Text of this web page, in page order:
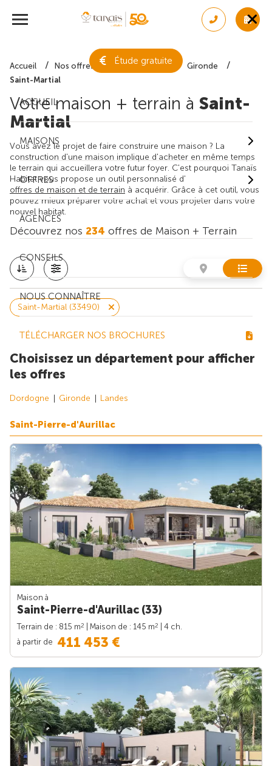
Étude gratuite
ACCUEIL
MAISONS
OFFRES
AGENCES
CONSEILS
NOUS CONNAÎTRE
TÉLÉCHARGER NOS BROCHURES
Accueil Nos offres de maison + terrain
Gironde
Saint-Martial
Votre maison + terrain à Saint-
Martial
Vous avez le projet de faire construire une maison ? La
construction d'une maison implique d'acheter en même temps
le terrain qui accueillera votre futur foyer. C'est pourquoi Tanaïs
Habitat vous propose un outil personnalisé d'
offres de maison et de terrain à acquérir. Grâce à cet outil, vous
pouvez mieux préparer votre achat et vous projeter dans votre
nouvel habitat.
Découvrez nos 234 offres de Maison + Terrain
Saint-Martial (33490)
Choisissez un département pour afficher
les offres
Dordogne Gironde Landes
Saint-Pierre-d'Aurillac
Maison à
Saint-Pierre-d'Aurillac (33)
Terrain de : 815 m2 | Maison de : 145 m2
| 4 ch.
à partir de 411 453 €